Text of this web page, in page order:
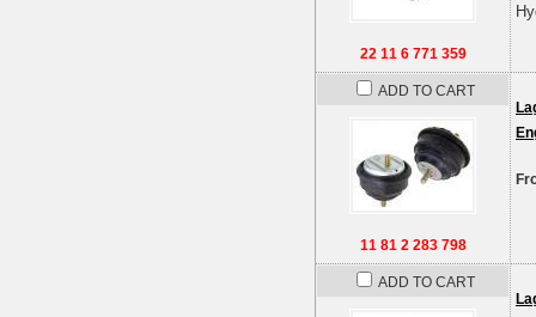
22 11 6 771 359
ADD TO CART
11 81 2 283 798
ADD TO CART